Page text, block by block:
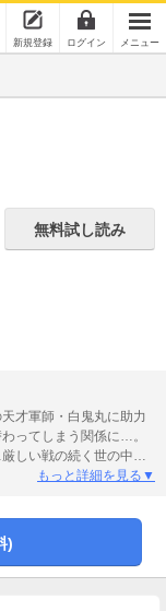
新規登録 ログイン メニュー
無料試し読み
才軍師・白鬼丸に助力
ってしまう関係に…。
しい戦の続く世の中を
マン『とりかえ風花
もっと詳細を見る▼
)